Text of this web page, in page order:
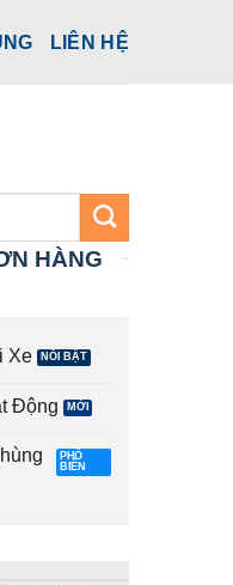
LIÊN HỆ
HÀNG
Xe
Động